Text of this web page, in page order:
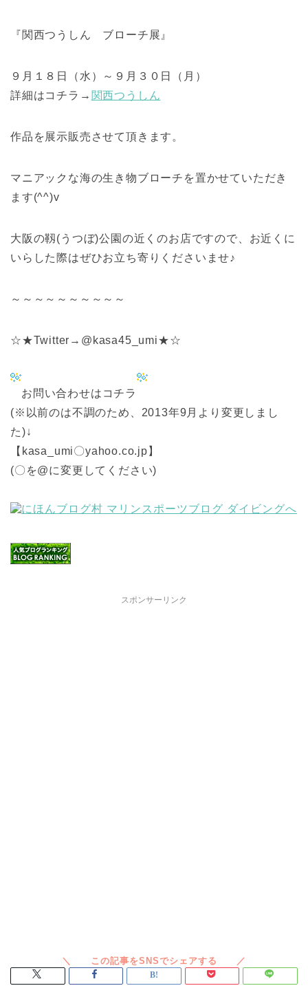
『関西つうしん ブローチ展』
９月１８日（水）～９月３０日（月）
詳細はコチラ→ 関西つうしん
作品を展示販売させて頂きます。
マニアックな海の生き物ブローチを置かせていただき
ます(^^)v
大阪の靱(うつぼ)公園の近くのお店ですので、お近くに
いらした際はぜひお立ち寄りくださいませ♪
～～～～～～～～～～
☆★Twitter→@kasa45_umi★☆
お問い合わせはコチラ
(※以前のは不調のため、2013年9月より変更しまし
た)↓
【kasa_umi〇yahoo.co.jp】
(〇を@に変更してください)
スポンサーリンク